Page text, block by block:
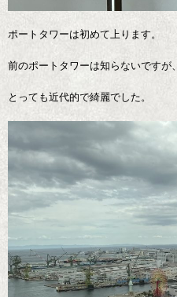
ポートタワーは初めて上ります。
前のポートタワーは知らないですが、
とっても近代的で綺麗でした。